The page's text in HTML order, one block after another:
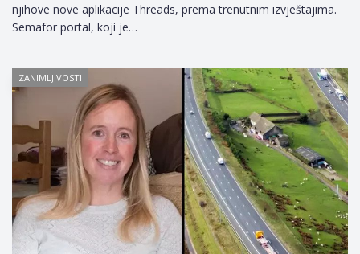
njihove nove aplikacije Threads, prema trenutnim izvještajima.
Semafor portal, koji je…
ZANIMLJIVOSTI